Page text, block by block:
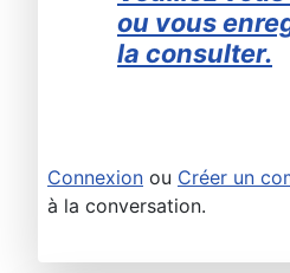
ou vous
la consulter.
Connexion ou Créer un
à la conversation.